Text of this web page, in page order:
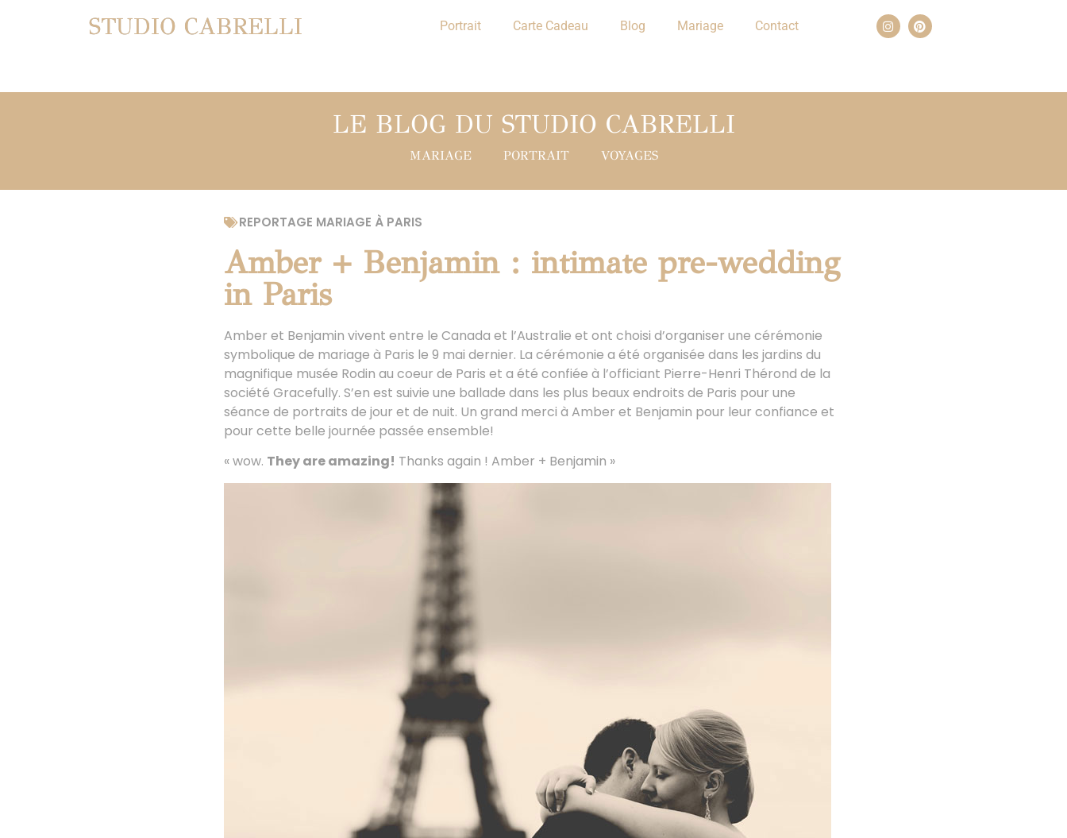
STUDIO CABRELLI Portrait Carte Cadeau Blog Mariage Contact
LE BLOG DU STUDIO CABRELLI
MARIAGE PORTRAIT VOYAGES
REPORTAGE MARIAGE À PARIS
Amber + Benjamin : intimate pre-wedding
in Paris
Amber et Benjamin vivent entre le Canada et l’Australie et ont choisi d’organiser une cérémonie
symbolique de mariage à Paris le 9 mai dernier. La cérémonie a été organisée dans les jardins du
magnifique musée Rodin au coeur de Paris et a été confiée à l’officiant Pierre-Henri Thérond de la
société Gracefully. S’en est suivie une ballade dans les plus beaux endroits de Paris pour une
séance de portraits de jour et de nuit. Un grand merci à Amber et Benjamin pour leur confiance et
pour cette belle journée passée ensemble!
« wow. They are amazing! Thanks again ! Amber + Benjamin »